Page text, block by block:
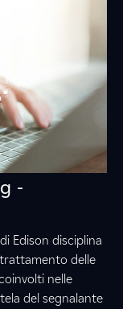
-
Edison disciplina
delle
nelle
del segnalante